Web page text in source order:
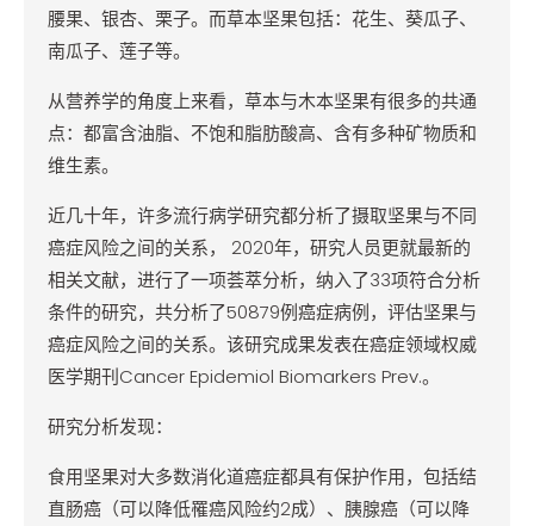
腰果、银杏、栗子。而草本坚果包括：花生、葵瓜子、
南瓜子、莲子等。
从营养学的角度上来看，草本与木本坚果有很多的共通
点：都富含油脂、不饱和脂肪酸高、含有多种矿物质和
维生素。
近几十年，许多流行病学研究都分析了摄取坚果与不同
癌症风险之间的关系， 2020年，研究人员更就最新的
相关文献，进行了一项荟萃分析，纳入了33项符合分析
条件的研究，共分析了50879例癌症病例，评估坚果与
癌症风险之间的关系。该研究成果发表在癌症领域权威
医学期刊Cancer Epidemiol Biomarkers Prev.。
研究分析发现：
食用坚果对大多数消化道癌症都具有保护作用，包括结
直肠癌（可以降低罹癌风险约2成）、胰腺癌（可以降